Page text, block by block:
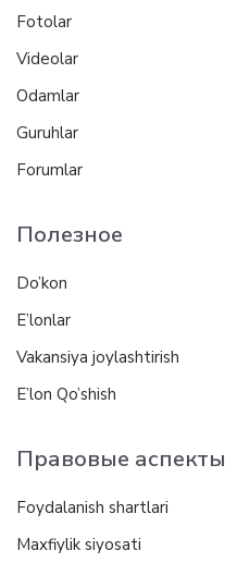
Fotolar
Videolar
Odamlar
Guruhlar
Forumlar
Полезное
Do’kon
E’lonlar
Vakansiya joylashtirish
E’lon Qo’shish
Правовые аспекты
Foydalanish shartlari
Maxfiylik siyosati